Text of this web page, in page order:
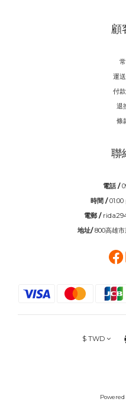
顧
運
付
退
條
聯
電話 /
時間 /
電郵 /
地址/800高雄
$ TWD
Powered